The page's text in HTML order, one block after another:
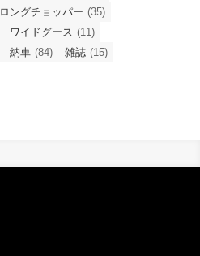
ロングチョッパー (35)
ワイドグース (11)
納車 (84) 雑誌 (15)